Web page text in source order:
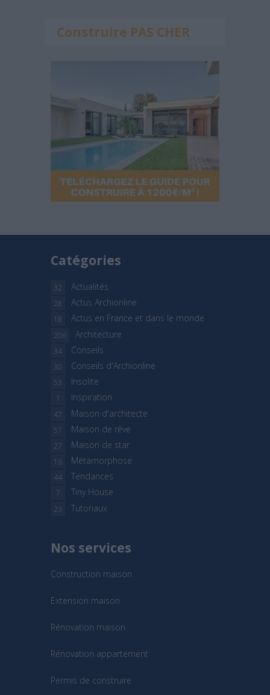
Construire PAS CHER
Catégories
Actualités
32
Actus Archionline
28
Actus en France et dans le monde
18
Architecture
206
Conseils
34
Conseils d'Archionline
30
Insolite
53
Inspiration
1
Maison d'architecte
47
Maison de rêve
51
Maison de star
27
Métamorphose
16
Tendances
44
Tiny House
7
Tutoriaux
23
Nos services
Construction maison
Extension maison
Rénovation maison
Rénovation appartement
Permis de construire